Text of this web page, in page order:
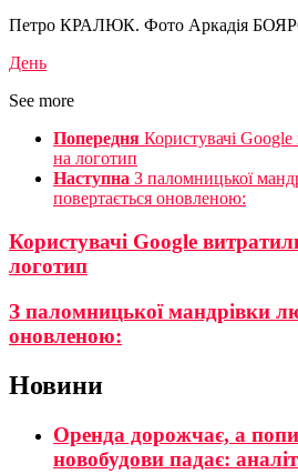
Петро КРАЛЮК. Фото Аркадія
День
See more
Попередня Користувачі
на логотип
Наступна З паломницької
повертається оновленою:
Користувачі Google
логотип
З паломницької мандрівки
оновленою:
Новини
Оренда дорожчає, а
новобудови падає: